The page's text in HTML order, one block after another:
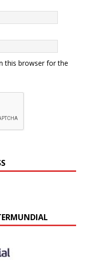
this browser for the